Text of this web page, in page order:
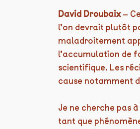
David Droubaix–
l’on devrait plutôt
maladroitement
l’accumulation de
scientifique. Les
cause notamment
Je ne cherche pas
tant que